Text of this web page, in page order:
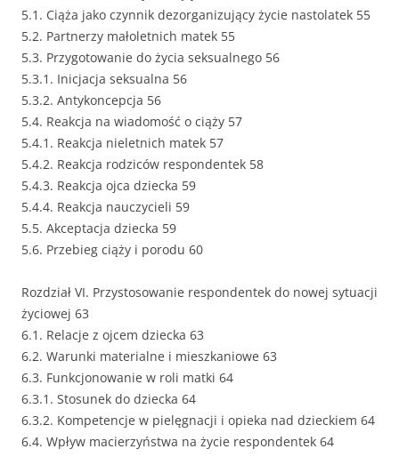
5.1. Ciąża jako czynnik dezorganizujący życie nastolatek 55
5.2. Partnerzy małoletnich matek 55
5.3. Przygotowanie do życia seksualnego 56
5.3.1. Inicjacja seksualna 56
5.3.2. Antykoncepcja 56
5.4. Reakcja na wiadomość o ciąży 57
5.4.1. Reakcja nieletnich matek 57
5.4.2. Reakcja rodziców respondentek 58
5.4.3. Reakcja ojca dziecka 59
5.4.4. Reakcja nauczycieli 59
5.5. Akceptacja dziecka 59
5.6. Przebieg ciąży i porodu 60
Rozdział VI. Przystosowanie respondentek do nowej sytuacji
życiowej 63
6.1. Relacje z ojcem dziecka 63
6.2. Warunki materialne i mieszkaniowe 63
6.3. Funkcjonowanie w roli matki 64
6.3.1. Stosunek do dziecka 64
6.3.2. Kompetencje w pielęgnacji i opieka nad dzieckiem 64
6.4. Wpływ macierzyństwa na życie respondentek 64